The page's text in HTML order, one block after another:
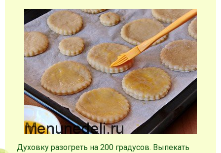
Духовку разогреть на 200 градусов. Выпекать